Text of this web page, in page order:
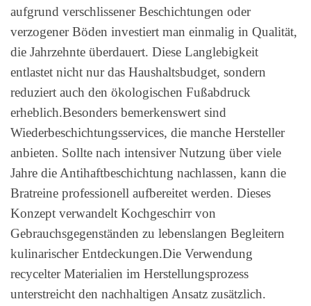
aufgrund verschlissener Beschichtungen oder
verzogener Böden investiert man einmalig in Qualität,
die Jahrzehnte überdauert. Diese Langlebigkeit
entlastet nicht nur das Haushaltsbudget, sondern
reduziert auch den ökologischen Fußabdruck
erheblich.Besonders bemerkenswert sind
Wiederbeschichtungsservices, die manche Hersteller
anbieten. Sollte nach intensiver Nutzung über viele
Jahre die Antihaftbeschichtung nachlassen, kann die
Bratreine professionell aufbereitet werden. Dieses
Konzept verwandelt Kochgeschirr von
Gebrauchsgegenständen zu lebenslangen Begleitern
kulinarischer Entdeckungen.Die Verwendung
recycelter Materialien im Herstellungsprozess
unterstreicht den nachhaltigen Ansatz zusätzlich.